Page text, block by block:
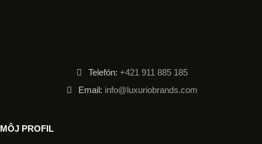
Telefón: +421 911 885 185
Email: info@luxuriobrands.com
MÔJ PROFIL